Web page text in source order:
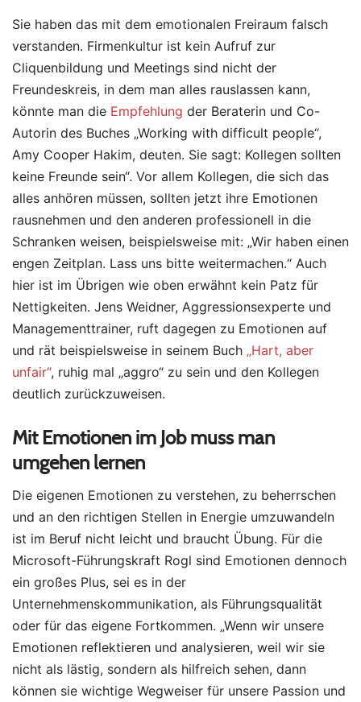
Sie haben das mit dem emotionalen Freiraum falsch
verstanden. Firmenkultur ist kein Aufruf zur
Cliquenbildung und Meetings sind nicht der
Freundeskreis, in dem man alles rauslassen kann,
könnte man die Empfehlung der Beraterin und Co-
Autorin des Buches „Working with difficult people“,
Amy Cooper Hakim, deuten. Sie sagt: Kollegen sollten
keine Freunde sein“. Vor allem Kollegen, die sich das
alles anhören müssen, sollten jetzt ihre Emotionen
rausnehmen und den anderen professionell in die
Schranken weisen, beispielsweise mit: „Wir haben einen
engen Zeitplan. Lass uns bitte weitermachen.“ Auch
hier ist im Übrigen wie oben erwähnt kein Patz für
Nettigkeiten. Jens Weidner, Aggressionsexperte und
Managementtrainer, ruft dagegen zu Emotionen auf
und rät beispielsweise in seinem Buch „Hart, aber
unfair“, ruhig mal „aggro“ zu sein und den Kollegen
deutlich zurückzuweisen.
Mit Emotionen im Job muss man
umgehen lernen
Die eigenen Emotionen zu verstehen, zu beherrschen
und an den richtigen Stellen in Energie umzuwandeln
ist im Beruf nicht leicht und braucht Übung. Für die
Microsoft-Führungskraft Rogl sind Emotionen dennoch
ein großes Plus, sei es in der
Unternehmenskommunikation, als Führungsqualität
oder für das eigene Fortkommen. „Wenn wir unsere
Emotionen reflektieren und analysieren, weil wir sie
nicht als lästig, sondern als hilfreich sehen, dann
können sie wichtige Wegweiser für unsere Passion und